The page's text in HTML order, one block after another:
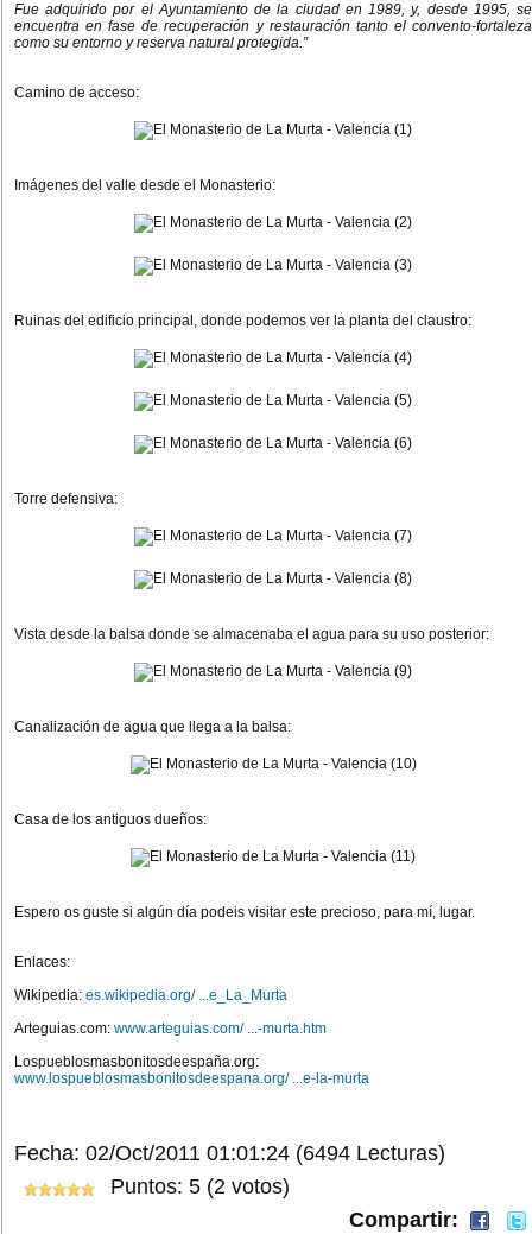
Fue adquirido por el Ayuntamiento de la ciudad en 1989, y, desde 1995, se
encuentra en fase de recuperación y restauración tanto el convento-fortaleza
como su entorno y reserva natural protegida.”
Camino de acceso:
Imágenes del valle desde el Monasterio:
Ruinas del edificio principal, donde podemos ver la planta del claustro:
Torre defensiva:
Vista desde la balsa donde se almacenaba el agua para su uso posterior:
Canalización de agua que llega a la balsa:
Casa de los antiguos dueños:
Espero os guste si algún día podeis visitar este precioso, para mí, lugar.
Enlaces:
Wikipedia: es.wikipedia.org/ ...e_La_Murta
Arteguias.com: www.arteguias.com/ ...-murta.htm
Lospueblosmasbonitosdeespaña.org:
www.lospueblosmasbonitosdeespana.org/ ...e-la-murta
Fecha: 02/Oct/2011 01:01:24 (6494 Lecturas)
Puntos: 5 (2 votos)
Compartir: